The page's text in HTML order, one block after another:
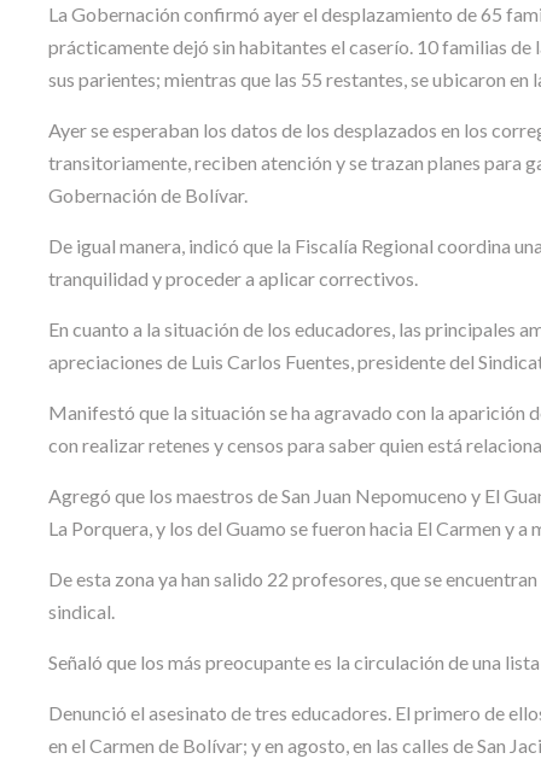
La Gobernación confirmó ayer el desplazamiento de 65
prácticamente dejó sin habitantes el caserío. 10 familias
sus parientes; mientras que las 55 restantes, se ubicaron en
Ayer se esperaban los datos de los desplazados en los
transitoriamente, reciben atención y se trazan planes para
Gobernación de Bolívar.
De igual manera, indicó que la Fiscalía Regional coordina
tranquilidad y proceder a aplicar correctivos.
En cuanto a la situación de los educadores, las principales
apreciaciones de Luis Carlos Fuentes, presidente del
Manifestó que la situación se ha agravado con la aparición
con realizar retenes y censos para saber quien está
Agregó que los maestros de San Juan Nepomuceno y El
La Porquera, y los del Guamo se fueron hacia El Carmen y a
De esta zona ya han salido 22 profesores, que se
sindical.
Señaló que los más preocupante es la circulación de una
Denunció el asesinato de tres educadores. El primero de
en el Carmen de Bolívar; y en agosto, en las calles de San